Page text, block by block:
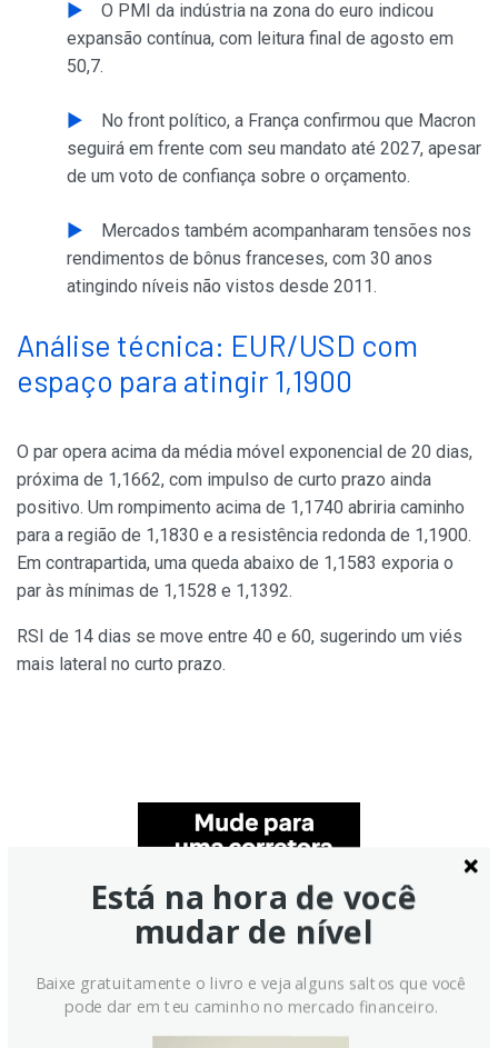
O PMI da indústria na zona do euro indicou
expansão contínua, com leitura final de agosto em
50,7.
No front político, a França confirmou que Macron
seguirá em frente com seu mandato até 2027, apesar
de um voto de confiança sobre o orçamento.
Mercados também acompanharam tensões nos
rendimentos de bônus franceses, com 30 anos
atingindo níveis não vistos desde 2011.
Análise técnica: EUR/USD com
espaço para atingir 1,1900
O par opera acima da média móvel exponencial de 20 dias,
próxima de 1,1662, com impulso de curto prazo ainda
positivo. Um rompimento acima de 1,1740 abriria caminho
para a região de 1,1830 e a resistência redonda de 1,1900.
Em contrapartida, uma queda abaixo de 1,1583 exporia o
par às mínimas de 1,1528 e 1,1392.
RSI de 14 dias se move entre 40 e 60, sugerindo um viés
mais lateral no curto prazo.
Está na hora de você
mudar de nível
Baixe gratuitamente o livro e veja alguns saltos que você
pode dar em teu caminho no mercado financeiro.